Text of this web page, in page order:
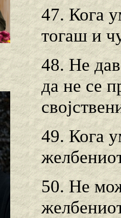
47. Кога
тогаш и
48. Не
да не се
49. Кога
50. Не